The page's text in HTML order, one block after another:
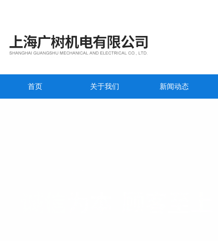
首页 关于我们 新闻动态